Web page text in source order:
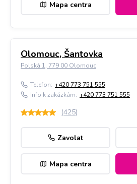
Mapa centra
Olomouc, Šantovka
Polská 1, 779 00 Olomouc
Telefon: +420 773 751 555
Info k zakázkám: +420 773 751 555
(425)
Zavolat
Mapa centra